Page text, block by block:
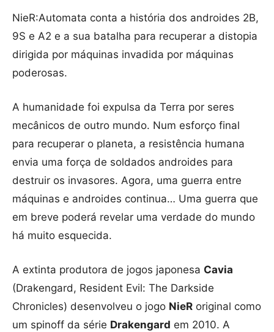
NieR:Automata conta a história dos androides 2B,
9S e A2 e a sua batalha para recuperar a distopia
dirigida por máquinas invadida por máquinas
poderosas.
A humanidade foi expulsa da Terra por seres
mecânicos de outro mundo. Num esforço final
para recuperar o planeta, a resistência humana
envia uma força de soldados androides para
destruir os invasores. Agora, uma guerra entre
máquinas e androides continua… Uma guerra que
em breve poderá revelar uma verdade do mundo
há muito esquecida.
A extinta produtora de jogos japonesa Cavia
(Drakengard, Resident Evil: The Darkside
Chronicles) desenvolveu o jogo NieR original como
um spinoff da série Drakengard em 2010. A